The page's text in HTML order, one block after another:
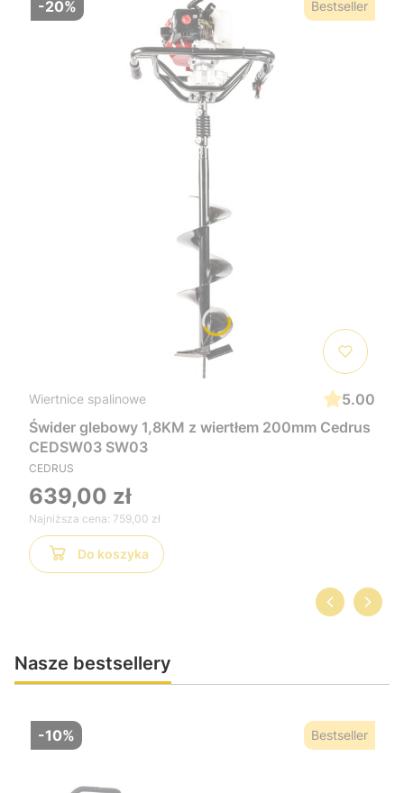
-20% Bestseller
Wiertnice spalinowe
5.00
Świder glebowy 1,8KM z wiertłem 200mm Cedrus
CEDSW03 SW03
CEDRUS
639,00 zł
Najniższa cena: 759,00 zł
Do koszyka
Nasze bestsellery
-10% Bestseller